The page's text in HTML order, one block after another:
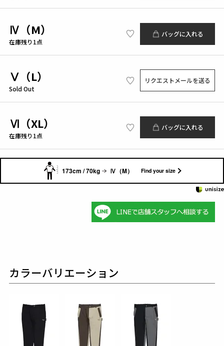
Ⅳ（M）
在庫残り1点
バッグに入れる
Ⅴ（L）
Sold Out
リクエストメールを送る
Ⅵ（XL）
在庫残り1点
バッグに入れる
173cm / 70kg Ⅳ（M） Find your size
カラーバリエーション